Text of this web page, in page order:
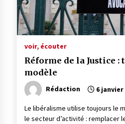
voir, écouter
Réforme de la Justice :
modèle
Rédaction 6 janvier
Le libéralisme utilise toujours le
le secteur d’activité : remplacer